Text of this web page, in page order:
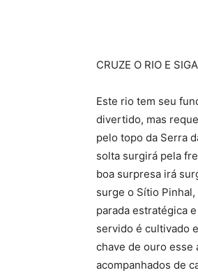
CRUZE O RIO E
Este rio tem seu
divertido, mas
pelo topo da Serra
solta surgirá pela
boa surpresa irá
surge o Sítio
parada estratégica
servido é cultivado
chave de ouro esse
acompanhados de